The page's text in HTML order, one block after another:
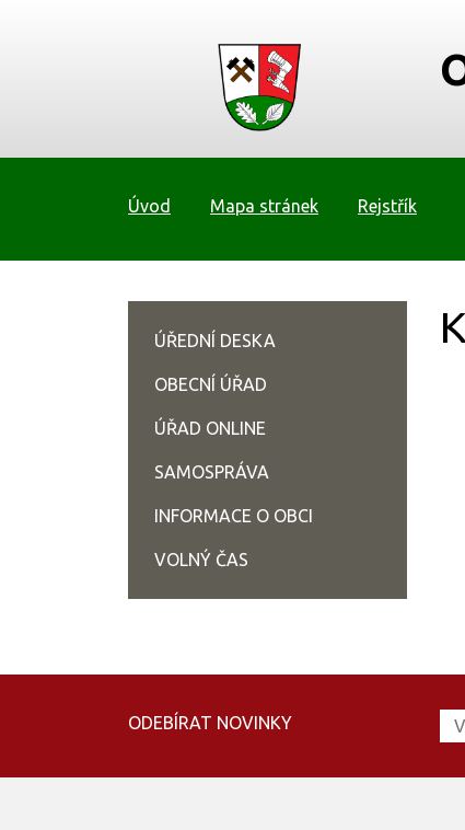
Úvod Mapa stránek Rejstřík
ÚŘEDNÍ DESKA
OBECNÍ ÚŘAD
ÚŘAD ONLINE
SAMOSPRÁVA
INFORMACE O OBCI
VOLNÝ ČAS
ODEBÍRAT NOVINKY